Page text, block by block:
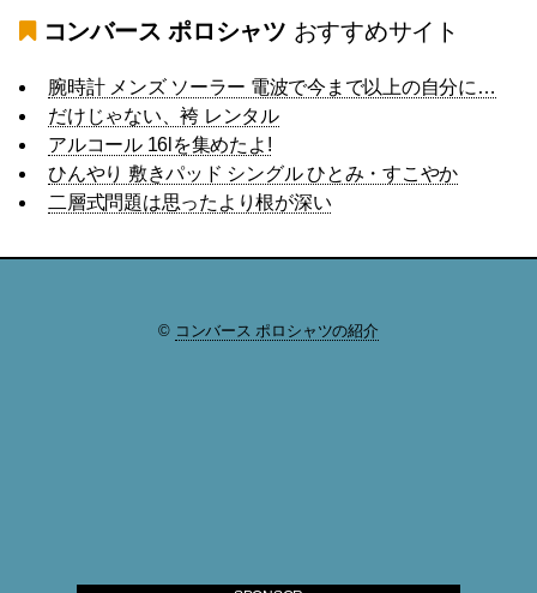
コンバース ポロシャツ おすすめサイト
腕時計 メンズ ソーラー 電波で今まで以上の自分に…
だけじゃない、袴 レンタル
アルコール 16lを集めたよ!
ひんやり 敷きパッド シングル ひとみ・すこやか
二層式問題は思ったより根が深い
© コンバース ポロシャツの紹介